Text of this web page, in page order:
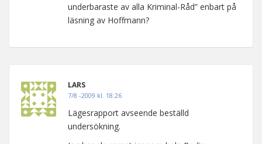
underbaraste av alla Kriminal-Råd” enbart på
läsning av Hoffmann?
LARS
7/8 -2009 kl. 18:26
Lägesrapport avseende beställd
undersökning.